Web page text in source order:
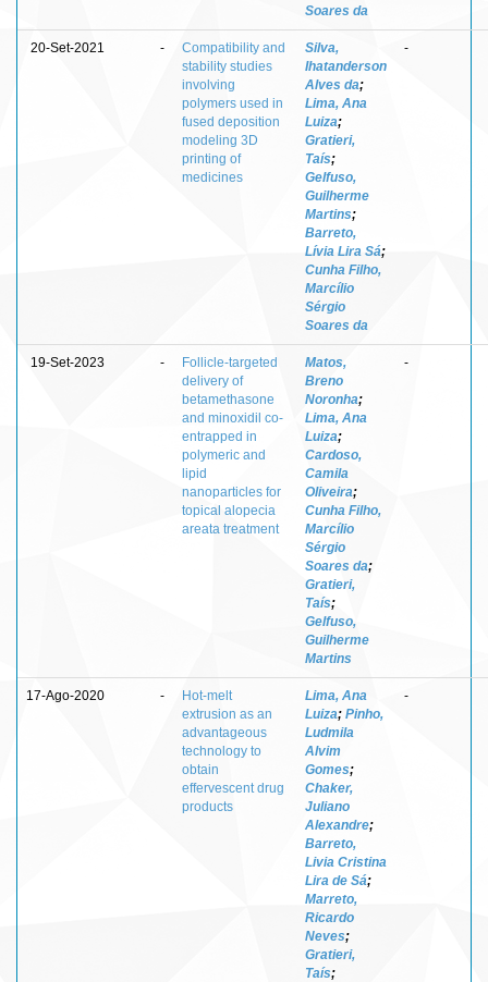
Soares da
20-Set-2021 -
Compatibility and
stability studies
involving
polymers used in
fused deposition
modeling 3D
printing of
medicines
Silva,
Ihatanderson
Alves da;
Lima, Ana
Luiza;
Gratieri,
Taís;
Gelfuso,
Guilherme
Martins;
Barreto,
Lívia Lira Sá;
Cunha Filho,
Marcílio
Sérgio
Soares da
-
19-Set-2023 -
Follicle-targeted
delivery of
betamethasone
and minoxidil co-
entrapped in
polymeric and
lipid
nanoparticles for
topical alopecia
areata treatment
Matos,
Breno
Noronha;
Lima, Ana
Luiza;
Cardoso,
Camila
Oliveira;
Cunha Filho,
Marcílio
Sérgio
Soares da;
Gratieri,
Taís;
Gelfuso,
Guilherme
Martins
-
17-Ago-2020 -
Hot-melt
extrusion as an
advantageous
technology to
obtain
effervescent drug
products
Lima, Ana
Luiza; Pinho,
Ludmila
Alvim
Gomes;
Chaker,
Juliano
Alexandre;
Barreto,
Livia Cristina
Lira de Sá;
Marreto,
Ricardo
Neves;
Gratieri,
Taís;
-